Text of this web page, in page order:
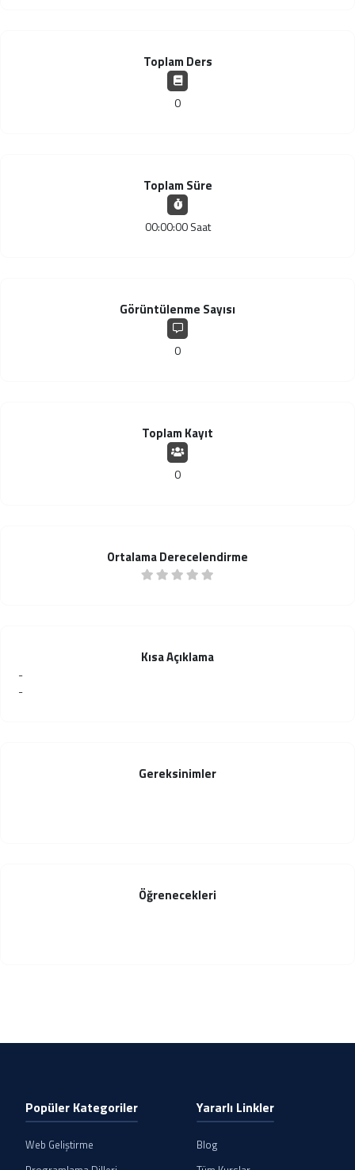
Toplam Ders
0
Toplam Süre
00:00:00 Saat
Görüntülenme Sayısı
0
Toplam Kayıt
0
Ortalama Derecelendirme
Kısa Açıklama
-
-
Gereksinimler
Öğrenecekleri
Popüler Kategoriler
Web Geliştirme
Yararlı Linkler
Blog